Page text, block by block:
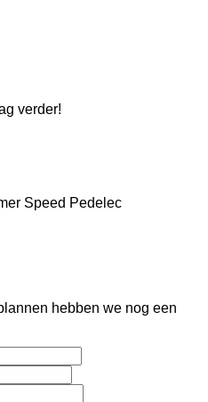
verder!
Speed Pedelec
hebben we nog een